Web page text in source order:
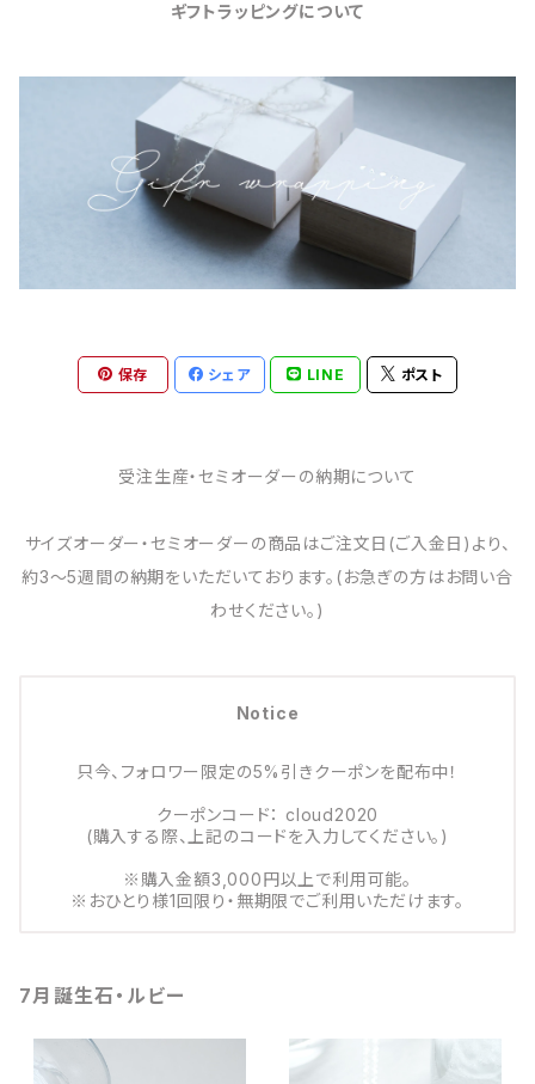
ギフトラッピングについて
保存 シェア LINE ポスト
受注生産・セミオーダーの納期について
サイズオーダー・セミオーダーの商品はご注文日(ご入金日)より、
約3～5週間の納期をいただいております。(お急ぎの方はお問い合
わせください。)
Notice
只今、フォロワー限定の5%引きクーポンを配布中！
クーポンコード： cloud2020
(購入する際、上記のコードを入力してください。)
※購入金額3,000円以上で利用可能。
※おひとり様1回限り・無期限でご利用いただけます。
7月誕生石・ルビー